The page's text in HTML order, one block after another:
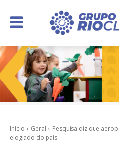
Início Geral
Pesquisa diz que
elogiado do país